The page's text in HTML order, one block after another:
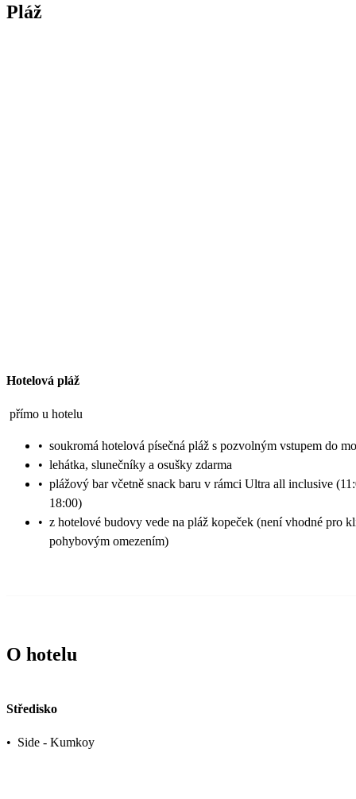
Pláž
Hotelová pláž
přímo u hotelu
• soukromá hotelová písečná pláž s pozvolným vstupem do
• lehátka, slunečníky a osušky zdarma
• plážový bar včetně snack baru v rámci Ultra all inclusive
18:00)
• z hotelové budovy vede na pláž kopeček (není vhodné pro
pohybovým omezením)
O hotelu
Středisko
• Side - Kumkoy